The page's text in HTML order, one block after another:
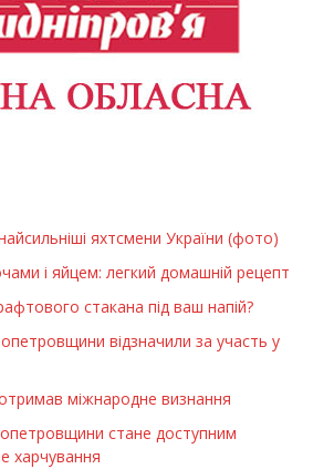
яхтсмени України (фото)
і яйцем: легкий домашній рецепт
стакана під ваш напій?
відзначили за участь у
міжнародне визнання
стане доступним
харчування